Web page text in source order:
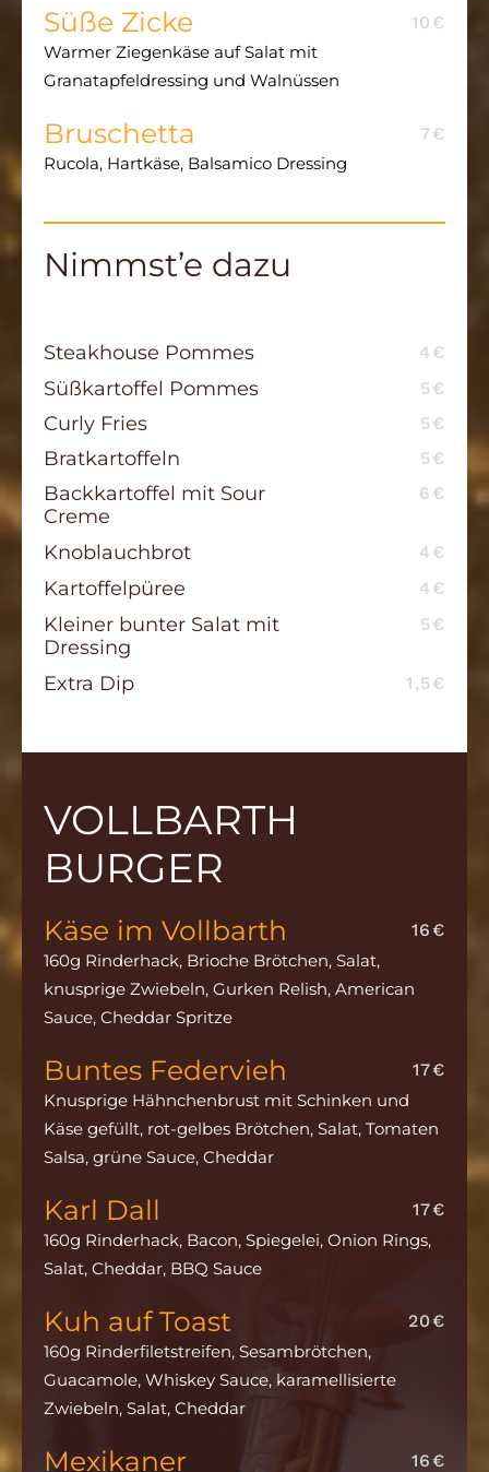
Süße Zicke
10€
Warmer Ziegenkäse auf Salat mit
Granatapfeldressing und Walnüssen
Bruschetta
7€
Rucola, Hartkäse, Balsamico Dressing
Nimmst’e dazu
Steakhouse Pommes 4€
Süßkartoffel Pommes 5€
Curly Fries 5€
Bratkartoffeln 5€
Backkartoffel mit Sour
Creme
6€
Knoblauchbrot 4€
Kartoffelpüree 4€
Kleiner bunter Salat mit
Dressing
5€
Extra Dip 1,5€
VOLLBARTH
BURGER
Käse im Vollbarth
16€
160g Rinderhack, Brioche Brötchen, Salat,
knusprige Zwiebeln, Gurken Relish, American
Sauce, Cheddar Spritze
Buntes Federvieh
17€
Knusprige Hähnchenbrust mit Schinken und
Käse gefüllt, rot-gelbes Brötchen, Salat, Tomaten
Salsa, grüne Sauce, Cheddar
Karl Dall
17€
160g Rinderhack, Bacon, Spiegelei, Onion Rings,
Salat, Cheddar, BBQ Sauce
Kuh auf Toast
20€
160g Rinderfiletstreifen, Sesambrötchen,
Guacamole, Whiskey Sauce, karamellisierte
Zwiebeln, Salat, Cheddar
Mexikaner
16€